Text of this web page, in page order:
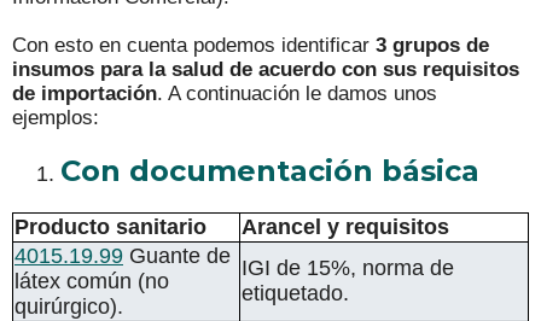
Con esto en cuenta podemos identificar 3 grupos de
insumos para la salud de acuerdo con sus requisitos
de importación. A continuación le damos unos
ejemplos:
Con documentación básica
Producto sanitario
Arancel y requisitos
4015.19.99 Guante de
látex común (no
quirúrgico).
IGI de 15%, norma de
etiquetado.